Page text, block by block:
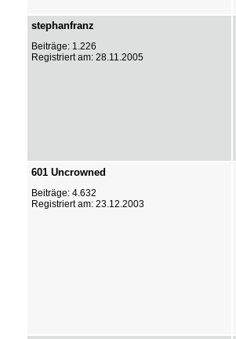
stephanfranz
Beiträge: 1.226
Registriert am: 28.11.2005
601 Uncrowned
Beiträge: 4.632
Registriert am: 23.12.2003